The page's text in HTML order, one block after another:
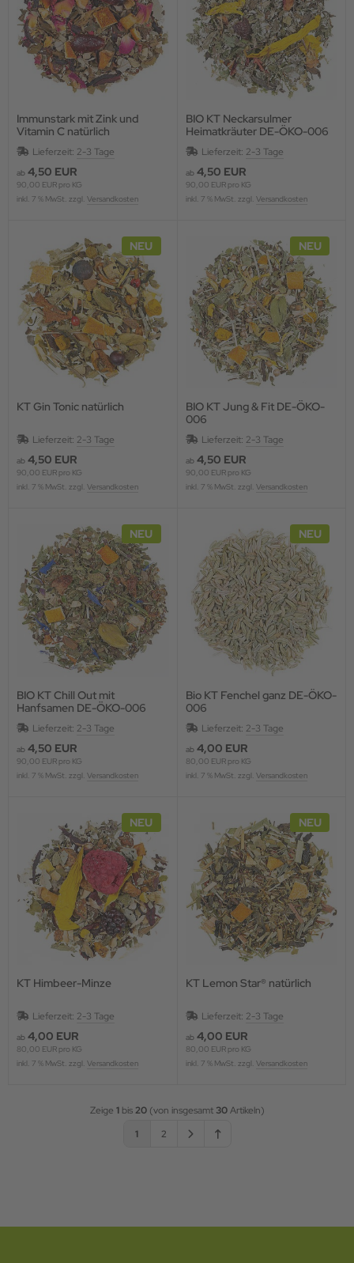
Immunstark mit Zink und
Vitamin C natürlich
Lieferzeit: 2-3 Tage
ab 4,50 EUR
90,00 EUR pro KG
inkl. 7 % MwSt. zzgl. Versandkosten
BIO KT Neckarsulmer
Heimatkräuter DE-ÖKO-006
Lieferzeit: 2-3 Tage
ab 4,50 EUR
90,00 EUR pro KG
inkl. 7 % MwSt. zzgl. Versandkosten
NEU
KT Gin Tonic natürlich
Lieferzeit: 2-3 Tage
ab 4,50 EUR
90,00 EUR pro KG
inkl. 7 % MwSt. zzgl. Versandkosten
NEU
BIO KT Jung & Fit DE-ÖKO-
006
Lieferzeit: 2-3 Tage
ab 4,50 EUR
90,00 EUR pro KG
inkl. 7 % MwSt. zzgl. Versandkosten
NEU
BIO KT Chill Out mit
Hanfsamen DE-ÖKO-006
Lieferzeit: 2-3 Tage
ab 4,50 EUR
90,00 EUR pro KG
inkl. 7 % MwSt. zzgl. Versandkosten
NEU
Bio KT Fenchel ganz DE-ÖKO-
006
Lieferzeit: 2-3 Tage
ab 4,00 EUR
80,00 EUR pro KG
inkl. 7 % MwSt. zzgl. Versandkosten
NEU
KT Himbeer-Minze
Lieferzeit: 2-3 Tage
ab 4,00 EUR
80,00 EUR pro KG
inkl. 7 % MwSt. zzgl. Versandkosten
NEU
KT Lemon Star® natürlich
Lieferzeit: 2-3 Tage
ab 4,00 EUR
80,00 EUR pro KG
inkl. 7 % MwSt. zzgl. Versandkosten
Zeige 1bis20(von insgesamt 30Artikeln)
1
2